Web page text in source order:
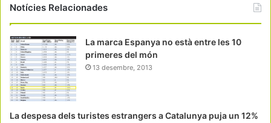
Notícies Relacionades
La marca Espanya no està entre les 10
primeres del món
13 desembre, 2013
La despesa dels turistes estrangers a Catalunya puja un 12%